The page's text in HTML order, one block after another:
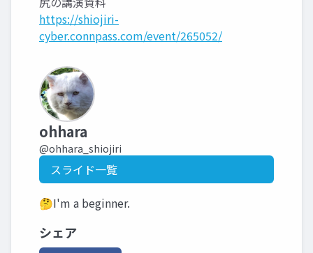
https://shiojiri-
cyber.connpass.com/event/265052/
ohhara
@ohhara_shiojiri
スライド一覧
🤔I'm a beginner.
シェア